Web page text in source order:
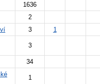
1636
2
3
1
3
34
1